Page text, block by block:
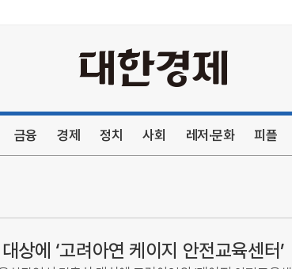
금융 경제 정치 사회 레저·문화 피플
상에 ‘고려아연 케이지 안전교육센터’